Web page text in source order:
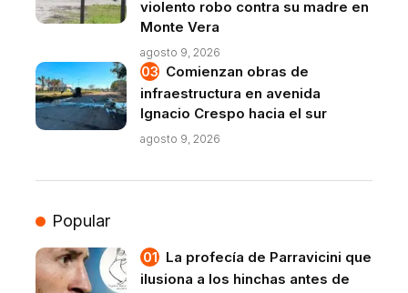
violento robo contra su madre en
Monte Vera
agosto 9, 2026
Comienzan obras de
infraestructura en avenida
Ignacio Crespo hacia el sur
agosto 9, 2026
Popular
La profecía de Parravicini que
ilusiona a los hinchas antes de